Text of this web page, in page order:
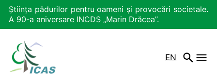
Știința pădurilor pentru oameni și provocări societale.
A 90-a aniversare INCDS „Marin Drăcea”.
EN